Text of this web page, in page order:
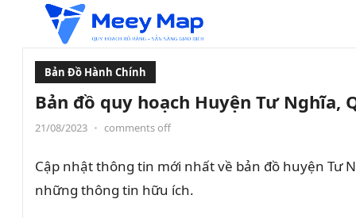
Bản Đồ Hành Chính
Bản đồ quy hoạch Huyện Tư
21/08/2023 • comments off
Cập nhật thông tin mới nhất về bản đồ huyện Tư
những thông tin hữu ích.